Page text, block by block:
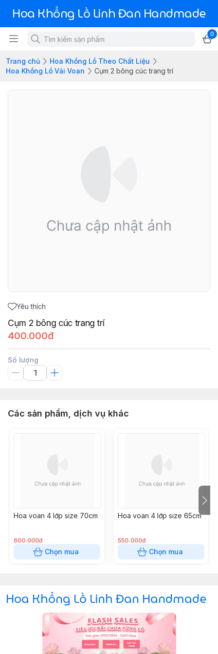
Hoa Khổng Lồ Linh Đan Handmade
0
Trang chủ
Hoa Khổng Lồ Theo Chất Liệu
Hoa Khổng Lồ Vải Voan
Cụm 2 bông cúc trang trí
Yêu thích
Cụm 2 bông cúc trang trí
400.000đ
Số lượng
Các sản phẩm, dịch vụ khác
Hoa voan 4 lớp size 70cm
600.000đ
Chọn mua
Hoa voan 4 lớp size 65cm
550.000đ
Chọn mua
Hoa Khổng Lồ Linh Đan Handmade